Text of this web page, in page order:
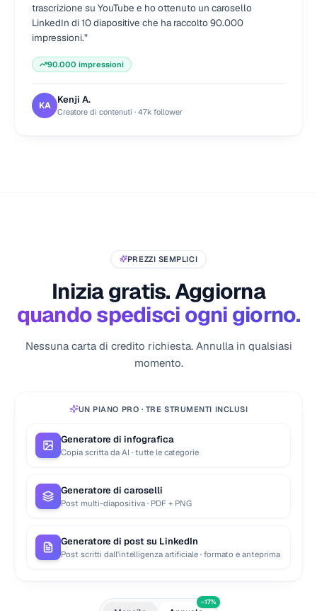
trascrizione su YouTube e ho ottenuto un carosello
LinkedIn di 10 diapositive che ha raccolto 90.000
impressioni.”
90.000 impressioni
KA Kenji A.
Creatore di contenuti · 47k follower
PREZZI SEMPLICI
Inizia gratis. Aggiorna
quando spedisci ogni giorno.
Nessuna carta di credito richiesta. Annulla in qualsiasi
momento.
UN PIANO PRO · TRE STRUMENTI INCLUSI
Generatore di infografica
Copia scritta da AI · tutte le categorie
Generatore di caroselli
Post multi-diapositiva · PDF + PNG
Generatore di post su LinkedIn
Post scritti dall'intelligenza artificiale · formato e anteprima
−17%